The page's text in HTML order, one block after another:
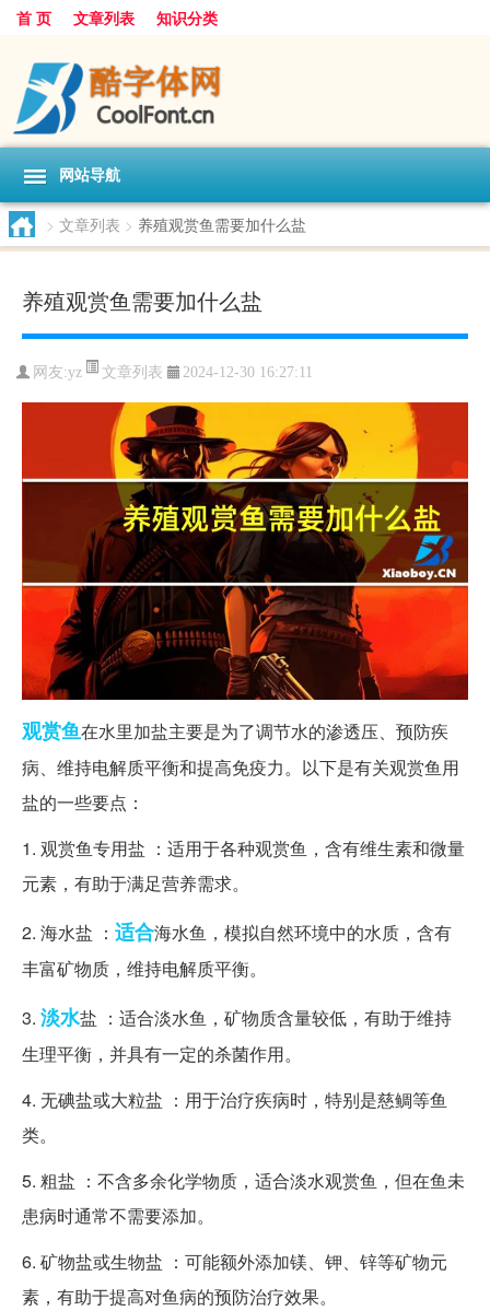
首 页 文章列表 知识分类
网站导航
> 文章列表 > 养殖观赏鱼需要加什么盐
养殖观赏鱼需要加什么盐
网友:yz 文章列表 2024-12-30 16:27:11
观赏鱼在水里加盐主要是为了调节水的渗透压、预防疾
病、维持电解质平衡和提高免疫力。以下是有关观赏鱼用
盐的一些要点：
1. 观赏鱼专用盐 ：适用于各种观赏鱼，含有维生素和微量
元素，有助于满足营养需求。
2. 海水盐 ： 适合海水鱼，模拟自然环境中的水质，含有
丰富矿物质，维持电解质平衡。
3. 淡水盐 ：适合淡水鱼，矿物质含量较低，有助于维持
生理平衡，并具有一定的杀菌作用。
4. 无碘盐或大粒盐 ：用于治疗疾病时，特别是慈鲷等鱼
类。
5. 粗盐 ：不含多余化学物质，适合淡水观赏鱼，但在鱼未
患病时通常不需要添加。
6. 矿物盐或生物盐 ：可能额外添加镁、钾、锌等矿物元
素，有助于提高对鱼病的预防治疗效果。